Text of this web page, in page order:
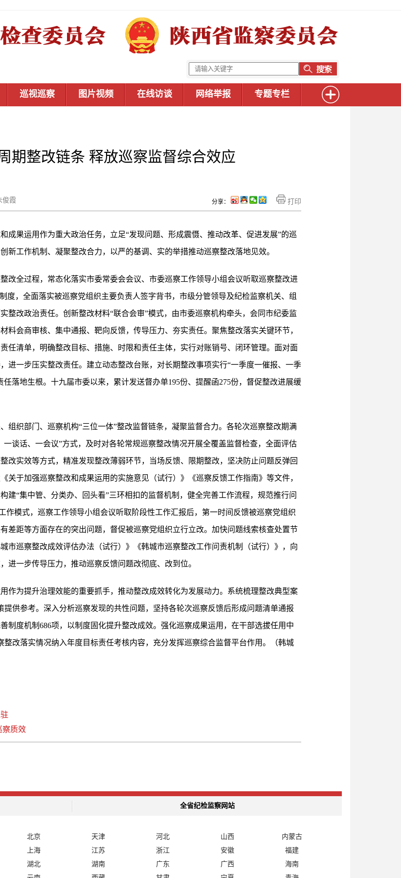
巡视巡察 图片视频 在线访谈 网络举报 专题专栏
期整改链条 释放巡察监督综合效应
霞 打印
分享：
成果运用作为重大政治任务，立足“发现问题、形成震慑、推动改革、促进发展”的巡
新工作机制、凝聚整改合力，以严的基调、实的举措推动巡察整改落地见效。
改全过程，常态化落实市委常委会会议、市委巡察工作领导小组会议听取巡察整改进
度，全面落实被巡察党组织主要负责人签字背书，市级分管领导及纪检监察机关、组
整改政治责任。创新整改材料“联合会审”模式，由市委巡察机构牵头，会同市纪委监
料会商审核、集中通报、靶向反馈，传导压力、夯实责任。聚焦整改落实关键环节，
任清单，明确整改目标、措施、时限和责任主体，实行对账销号、闭环管理。面对面
进一步压实整改责任。建立动态整改台账，对长期整改事项实行“一季度一催报、一季
落地生根。十九届市委以来，累计发送督办单195份、提醒函275份，督促整改进展缓
组织部门、巡察机构“三位一体”整改监督链条，凝聚监督合力。各轮次巡察整改期满
谈话、一会议”方式，及时对各轮常规巡察整改情况开展全覆盖监督检查，全面评估
改实效等方式，精准发现整改薄弱环节，当场反馈、限期整改，坚决防止问题反弹回
关于加强巡察整改和成果运用的实施意见（试行）》《巡察反馈工作指南》等文件，
建“集中管、分类办、回头看”三环相扣的监督机制，健全完善工作流程，规范推行问
作模式，巡察工作领导小组会议听取阶段性工作汇报后，第一时间反馈被巡察党组织
差距等方面存在的突出问题，督促被巡察党组织立行立改。加快问题线索核查处置节
市巡察整改成效评估办法（试行）》《韩城市巡察整改工作问责机制（试行）》，向
进一步传导压力，推动巡察反馈问题改彻底、改到位。
作为提升治理效能的重要抓手，推动整改成效转化为发展动力。系统梳理整改典型案
供参考。深入分析巡察发现的共性问题，坚持各轮次巡察反馈后形成问题清单通报
制度机制686项，以制度固化提升整改成效。强化巡察成果运用，在干部选拔任用中
整改落实情况纳入年度目标责任考核内容，充分发挥巡察综合监督平台作用。（韩城
察质效
全省纪检监察网站
北京 天津 河北 山西
内蒙古
上海 江苏 浙江 安徽
福建
湖北 湖南 广东 广西
海南